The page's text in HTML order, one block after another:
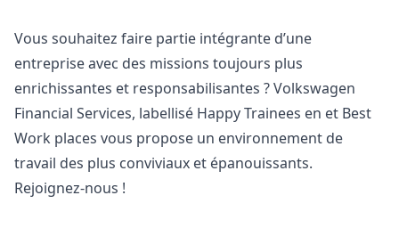
Vous souhaitez faire partie intégrante d’une
entreprise avec des missions toujours plus
enrichissantes et responsabilisantes ? Volkswagen
Financial Services, labellisé Happy Trainees en et Best
Work places vous propose un environnement de
travail des plus conviviaux et épanouissants.
Rejoignez-nous !